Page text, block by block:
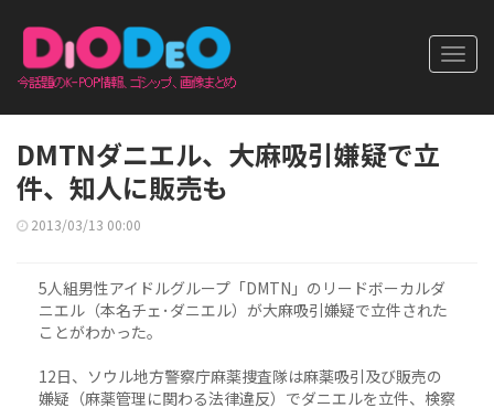
DMTNダニエル、大麻吸引嫌疑で立
件、知人に販売も
2013/03/13 00:00
5人組男性アイドルグループ「DMTN」のリードボーカルダ
ニエル（本名チェ･ダニエル）が大麻吸引嫌疑で立件された
ことがわかった。
12日、ソウル地方警察庁麻薬捜査隊は麻薬吸引及び販売の
嫌疑（麻薬管理に関わる法律違反）でダニエルを立件、検察